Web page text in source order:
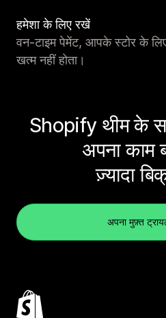
हमेशा के लिए रखें
वन-टाइम पेमेंट, आपके स्टोर के
खत्म नहीं होता।
Shopify थीम के
अपना काम
ज़्यादा
अपना मुफ़्त